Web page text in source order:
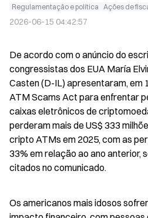
Regulamentação e política Ações de
2026-06-15 04:42:57
De acordo com o anúncio do
congressistas dos EUA María
Casten (D-IL) apresentaram, em
ATM Scams Act para enfrentar
caixas eletrônicos de
perderam mais de US$ 333
cripto ATMs em 2025, com as
33% em relação ao ano anterior,
citados no comunicado.
Os americanos mais idosos